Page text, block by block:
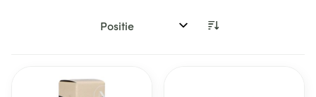
Sorteer op: